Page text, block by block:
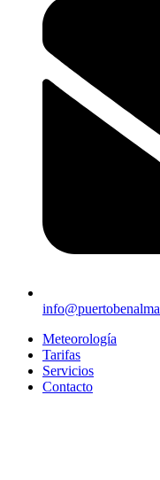
Meteorología
Tarifas
Servicios
Contacto